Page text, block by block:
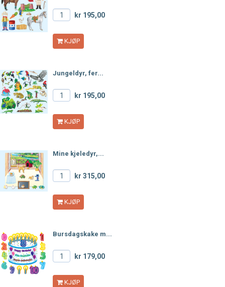
kr 195,00
KJØP
Jungeldyr, fer...
kr 195,00
KJØP
Mine kjeledyr,...
kr 315,00
KJØP
Bursdagskake m...
kr 179,00
KJØP